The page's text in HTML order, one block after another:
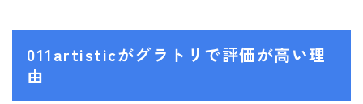
DEELUXE
FLUX
011artisticがグラトリで評価が高い理
由